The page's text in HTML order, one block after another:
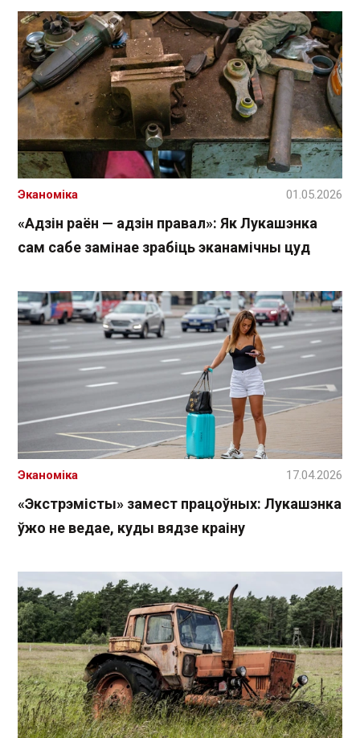
«Адзін раён — адзін правал»: Як Лукашэнка
сам сабе замінае зрабіць эканамічны цуд
Эканоміка 01.05.2026
«Экстрэмісты» замест працоўных: Лукашэнка
ўжо не ведае, куды вядзе краіну
Эканоміка 17.04.2026